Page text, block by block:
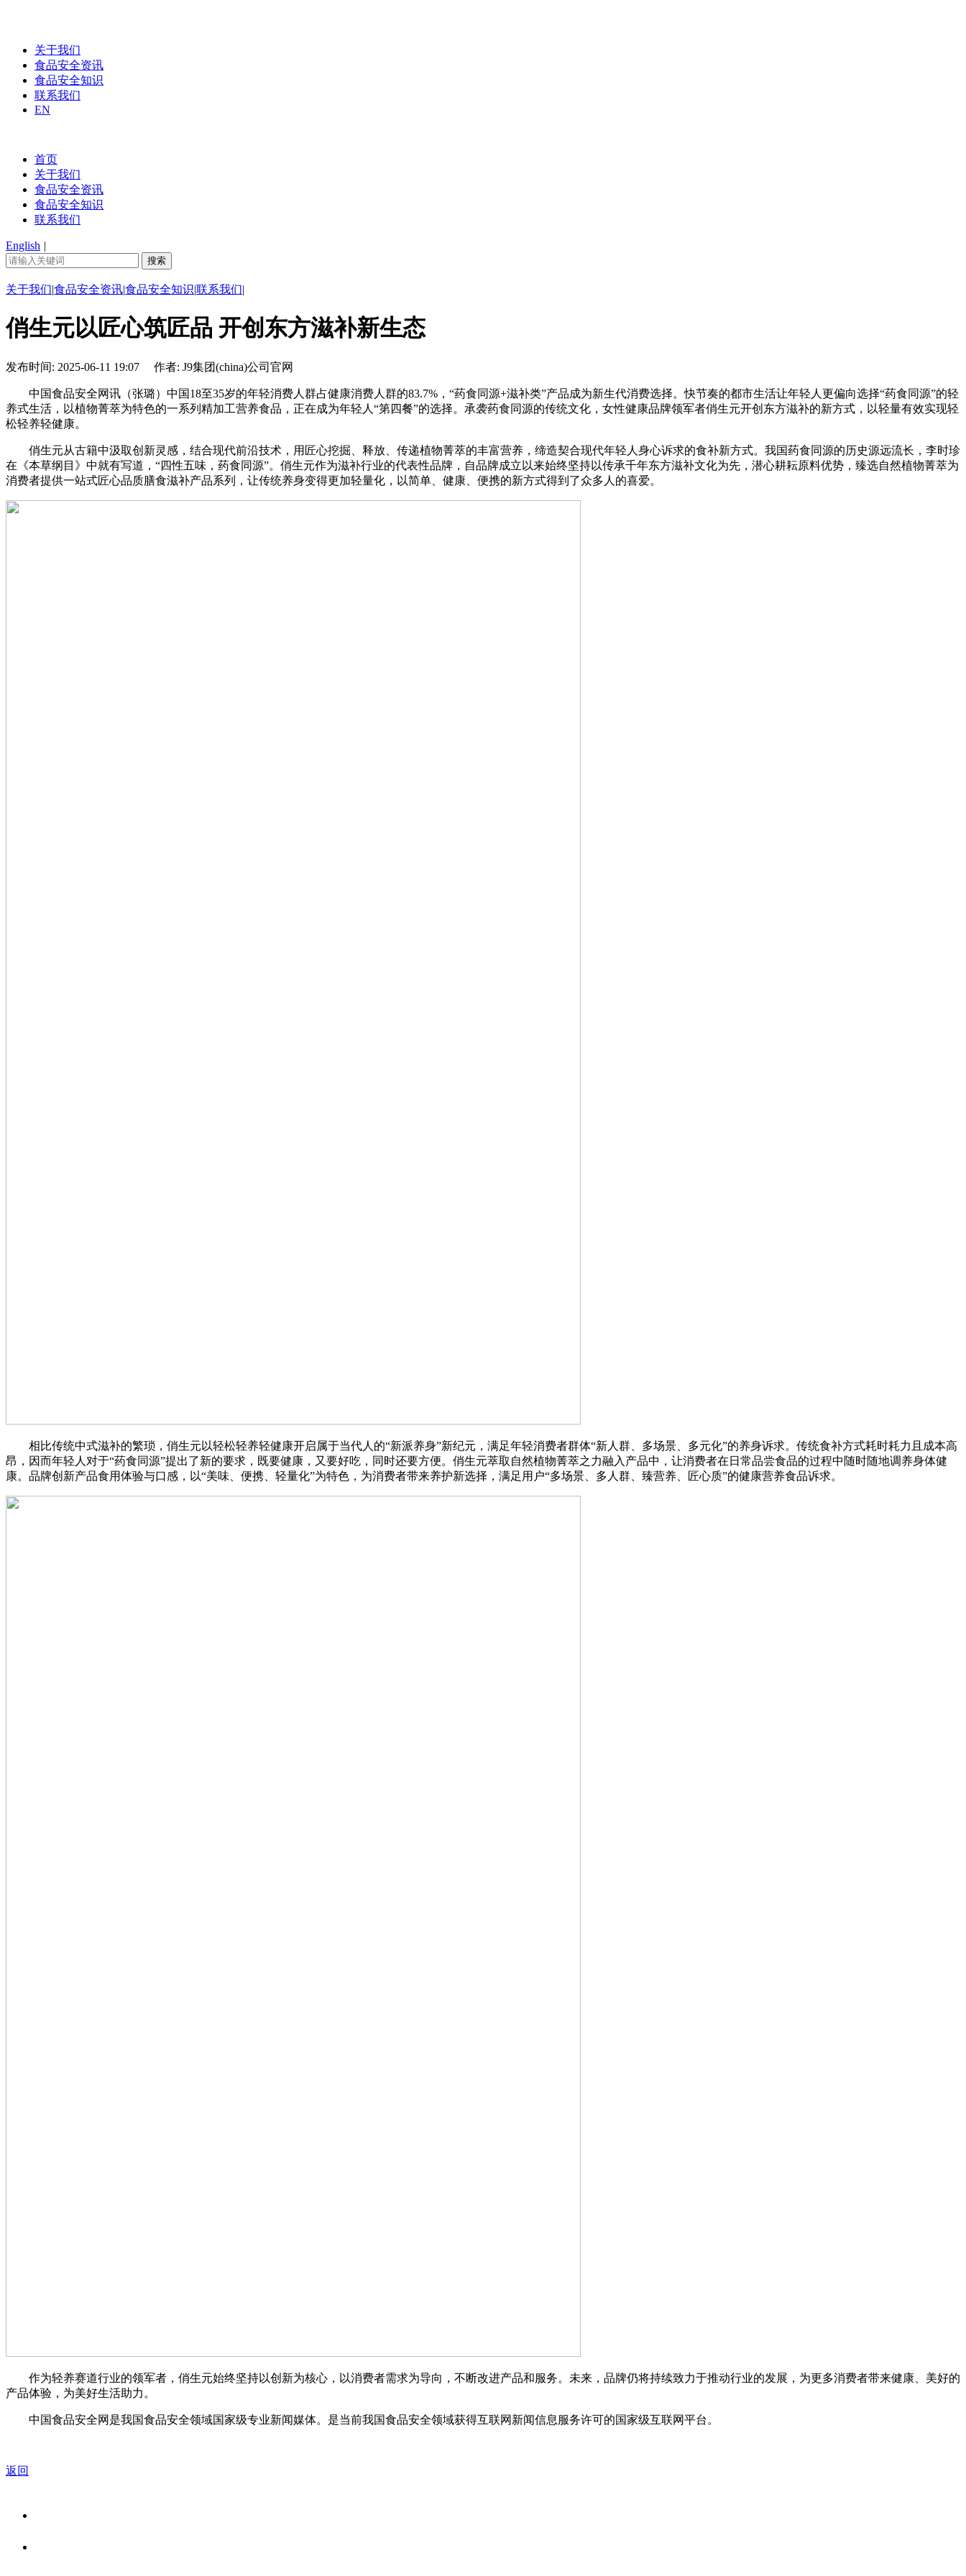
关于我们
食品安全资讯
食品安全知识
联系我们
EN
首页
关于我们
食品安全资讯
食品安全知识
联系我们
English |
关于我们|食品安全资讯|食品安全知识|联系我们|
俏生元以匠心筑匠品 开创东方滋补新生态
发布时间: 2025-06-11 19:07 作者: J9集团(china)公司官网
中国食品安全网讯（张璐）中国18至35岁的年轻消费人群占健康消费人群的83.7%，“药食同源+滋补类”产品成为新生代消费选择。快节奏的都市生活让年轻人更偏向选择“药食同源”的轻
养式生活，以植物菁萃为特色的一系列精加工营养食品，正在成为年轻人“第四餐”的选择。承袭药食同源的传统文化，女性健康品牌领军者俏生元开创东方滋补的新方式，以轻量有效实现轻
松轻养轻健康。
俏生元从古籍中汲取创新灵感，结合现代前沿技术，用匠心挖掘、释放、传递植物菁萃的丰富营养，缔造契合现代年轻人身心诉求的食补新方式。我国药食同源的历史源远流长，李时珍
在《本草纲目》中就有写道，“四性五味，药食同源”。俏生元作为滋补行业的代表性品牌，自品牌成立以来始终坚持以传承千年东方滋补文化为先，潜心耕耘原料优势，臻选自然植物菁萃为
消费者提供一站式匠心品质膳食滋补产品系列，让传统养身变得更加轻量化，以简单、健康、便携的新方式得到了众多人的喜爱。
相比传统中式滋补的繁琐，俏生元以轻松轻养轻健康开启属于当代人的“新派养身”新纪元，满足年轻消费者群体“新人群、多场景、多元化”的养身诉求。传统食补方式耗时耗力且成本高
昂，因而年轻人对于“药食同源”提出了新的要求，既要健康，又要好吃，同时还要方便。俏生元萃取自然植物菁萃之力融入产品中，让消费者在日常品尝食品的过程中随时随地调养身体健
康。品牌创新产品食用体验与口感，以“美味、便携、轻量化”为特色，为消费者带来养护新选择，满足用户“多场景、多人群、臻营养、匠心质”的健康营养食品诉求。
作为轻养赛道行业的领军者，俏生元始终坚持以创新为核心，以消费者需求为导向，不断改进产品和服务。未来，品牌仍将持续致力于推动行业的发展，为更多消费者带来健康、美好的
产品体验，为美好生活助力。
中国食品安全网是我国食品安全领域国家级专业新闻媒体。是当前我国食品安全领域获得互联网新闻信息服务许可的国家级互联网平台。
返回